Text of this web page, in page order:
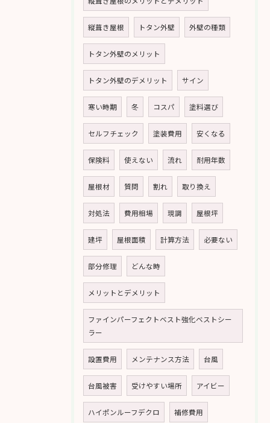
縦葺き屋根 トタン外壁 外壁の種類
トタン外壁のメリット
トタン外壁のデメリット サイン
寒い時期 冬 コスパ 塗料選び
セルフチェック 塗装費用 安くなる
保険料 使えない 流れ 耐用年数
屋根材 質問 割れ 取り換え
対処法 費用相場 現調 屋根坪
建坪 屋根面積 計算方法 必要ない
部分修理 どんな時
メリットとデメリット
ファインパーフェクトベスト強化ベストシー
ラー
設置費用 メンテナンス方法 台風
台風被害 受けやすい場所 アイビー
ハイポンルーフデクロ 補修費用